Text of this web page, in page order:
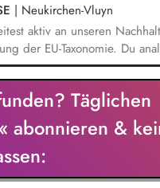
| Neukirchen-Vluyn
aktiv an unseren
der EU-Taxonomie. Du
einen wichtigen
für das
Intelligence-Lösung (BI)
Täglichen
abonnieren &